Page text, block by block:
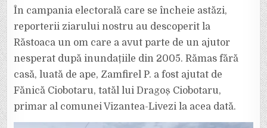
LUI
DRAGOȘ
RIDICAT
CASĂ
LOCUINȚĂ,
DUPĂ
DIN
În campania electorală care se încheie astăzi,
reporterii ziarului nostru au descoperit la
Răstoaca un om care a avut parte de un ajutor
nesperat după inundațiile din 2005. Rămas fără
casă, luată de ape, Zamfirel P. a fost ajutat de
Fănică Ciobotaru, tatăl lui Dragoș Ciobotaru,
primar al comunei Vizantea-Livezi la acea dată.